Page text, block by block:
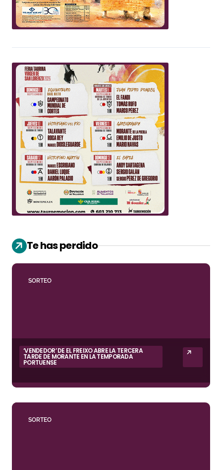
Te has perdido
SORTEO
‘VENDEDOR’ DE EL FREIXO ABRE LA TERCERA
TARDE DE MORANTE EN LA TEMPORADA
PORTUENSE
SORTEO